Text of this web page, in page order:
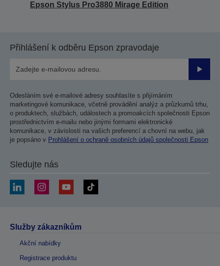
Epson Stylus Pro3880 Mirage Edition
Přihlášení k odběru Epson zpravodaje
Odesláním své e-mailové adresy souhlasíte s přijímáním
marketingové komunikace, včetně provádění analýz a průzkumů trhu,
o produktech, službách, událostech a promoakcích společnosti Epson
prostřednictvím e-mailu nebo jinými formami elektronické
komunikace, v závislosti na vašich preferencí a chovní na webu, jak
je popsáno v Prohlášení o ochraně osobních údajů společnosti Epson
Sledujte nás
Služby zákazníkům
Akční nabídky
Registrace produktu